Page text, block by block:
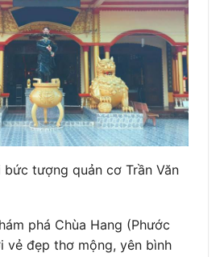
tượng quản cơ Trần Văn
phá Chùa Hang (Phước
vẻ đẹp thơ mộng, yên bình